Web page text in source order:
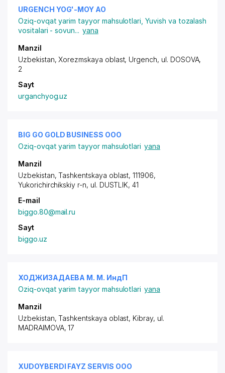
URGENCH YOG'-MOY АО
Oziq-ovqat yarim tayyor mahsulotlari ,Yuvish va tozalash
vositalari - sovun... yana
Manzil
Uzbekistan, Xorezmskaya oblast, Urgench, ul. DOSOVA,
2
Sayt
urganchyog.uz
BIG GO GOLD BUSINESS ООО
Oziq-ovqat yarim tayyor mahsulotlari yana
Manzil
Uzbekistan, Tashkentskaya oblast, 111906,
Yukorichirchikskiy r-n, ul. DUSTLIK, 41
E-mail
biggo.80@mail.ru
Sayt
biggo.uz
ХОДЖИЗАДАЕВА М. М. ИндП
Oziq-ovqat yarim tayyor mahsulotlari yana
Manzil
Uzbekistan, Tashkentskaya oblast, Kibray, ul.
MADRAIMOVA, 17
XUDOYBERDI FAYZ SERVIS ООО